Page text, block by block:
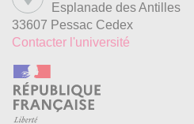
Esplanade des Antilles
33607 Pessac Cedex
Contacter l'université